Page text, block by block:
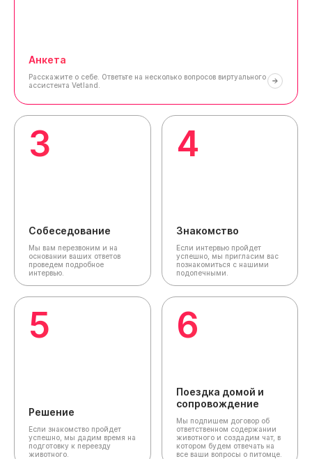
Анкета
Расскажите о себе. Ответьте на несколько вопросов виртуального
ассистента Vetland.
3
Собеседование
Мы вам перезвоним и на
основании ваших ответов
проведем подробное
интервью.
4
Знакомство
Если интервью пройдет
успешно, мы пригласим вас
познакомиться с нашими
подопечными.
5
Решение
Если знакомство пройдет
успешно, мы дадим время на
подготовку к переезду
животного.
6
Поездка домой и
сопровождение
Мы подпишем договор об
ответственном содержании
животного и создадим чат, в
котором будем отвечать на
все ваши вопросы о питомце.